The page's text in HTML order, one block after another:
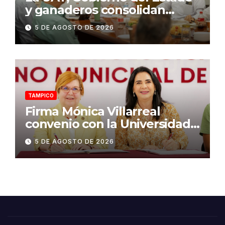
y ganaderos consolidan
proyecto “Carne Tam”
5 DE AGOSTO DE 2026
TAMPICO
Firma Mónica Villarreal
convenio con la Universidad
Tecnológica de Altamira para
impulsar la innovación
turística mediante TampIA
5 DE AGOSTO DE 2026